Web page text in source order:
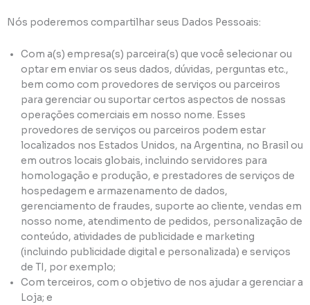
Nós poderemos compartilhar seus Dados Pessoais:
Com a(s) empresa(s) parceira(s) que você selecionar ou
optar em enviar os seus dados, dúvidas, perguntas etc.,
bem como com provedores de serviços ou parceiros
para gerenciar ou suportar certos aspectos de nossas
operações comerciais em nosso nome. Esses
provedores de serviços ou parceiros podem estar
localizados nos Estados Unidos, na Argentina, no Brasil ou
em outros locais globais, incluindo servidores para
homologação e produção, e prestadores de serviços de
hospedagem e armazenamento de dados,
gerenciamento de fraudes, suporte ao cliente, vendas em
nosso nome, atendimento de pedidos, personalização de
conteúdo, atividades de publicidade e marketing
(incluindo publicidade digital e personalizada) e serviços
de TI, por exemplo;
Com terceiros, com o objetivo de nos ajudar a gerenciar a
Loja; e